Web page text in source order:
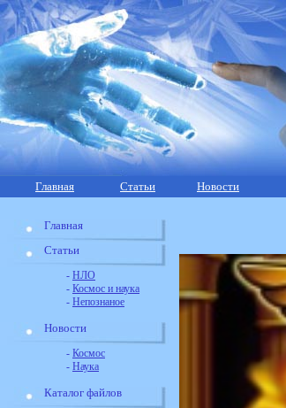
Главная Статьи Новости
Главная
Статьи
- НЛО
- Космос и наука
- Непознаное
Новости
- Космос
- Наука
Каталог файлов